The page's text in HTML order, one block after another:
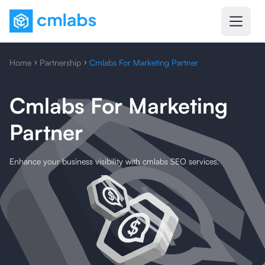
Home Partnership Cmlabs For Marketing Partner
Cmlabs For Marketing
Partner
Enhance your business visibility with cmlabs SEO services.